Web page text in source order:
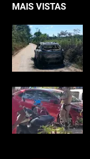
MAIS VISTAS